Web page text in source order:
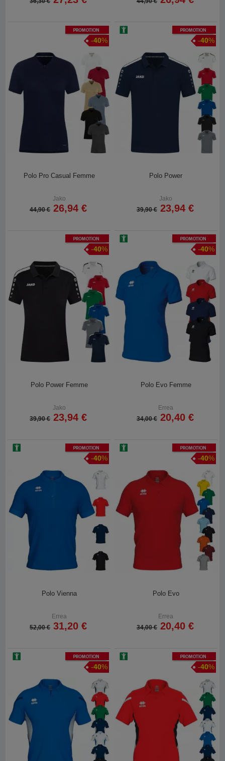
Promotion
-40%
Polo Pro Casual Femme
Jako
44,90 € 26,94 €
Promotion
-40%
Polo Power
Jako
39,90 € 23,94 €
Promotion
-40%
Polo Power Femme
Jako
39,90 € 23,94 €
Promotion
-40%
Polo Evo Femme
Errea
34,00 € 20,40 €
Promotion
-40%
Polo Vienna
Errea
52,00 € 31,20 €
Promotion
-40%
Polo Evo
Errea
34,00 € 20,40 €
Promotion
-40%
Promotion
-40%